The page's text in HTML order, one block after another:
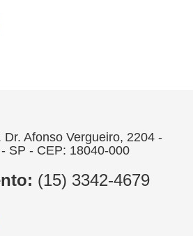
Dr. Afonso Vergueiro, 2204 -
SP - CEP: 18040-000
(15) 3342-4679